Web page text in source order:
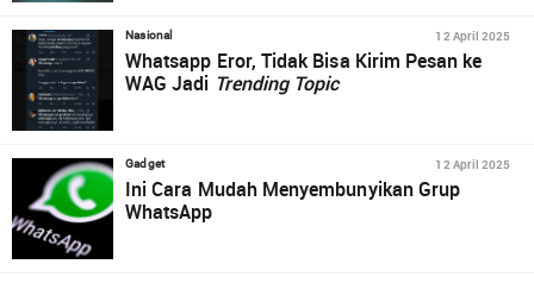
Nasional 12 April 2025
Whatsapp Eror, Tidak Bisa Kirim Pesan ke
WAG Jadi Trending Topic
Gadget 12 April 2025
Ini Cara Mudah Menyembunyikan Grup
WhatsApp